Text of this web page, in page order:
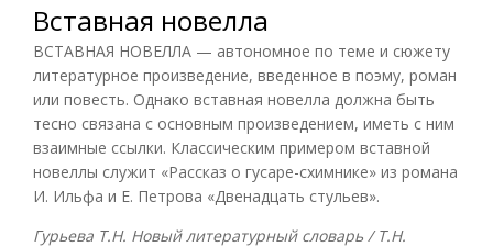
Вставная новелла
ВСТАВНАЯ НОВЕЛЛА — автономное по теме и сюжету
литературное произведение, введенное в поэму, роман
или повесть. Однако вставная новелла должна быть
тесно связана с основным произведением, иметь с ним
взаимные ссылки. Классическим примером вставной
новеллы служит «Рассказ о гусаре-схимнике» из романа
И. Ильфа и Е. Петрова «Двенадцать стульев».
Гурьева Т.Н. Новый литературный словарь / Т.Н.